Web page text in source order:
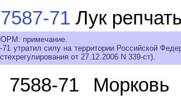
71 Лук
примечание.
утратил силу на территории Российской
от 27.12.2006 N 339-ст).
71 Морковь